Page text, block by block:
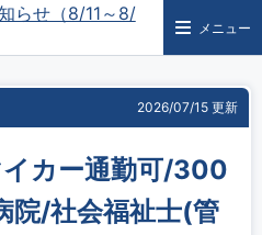
らせ（8/11～8/
メニュー
2026/07/15 更新
カー通勤可/300
院/社会福祉士(管